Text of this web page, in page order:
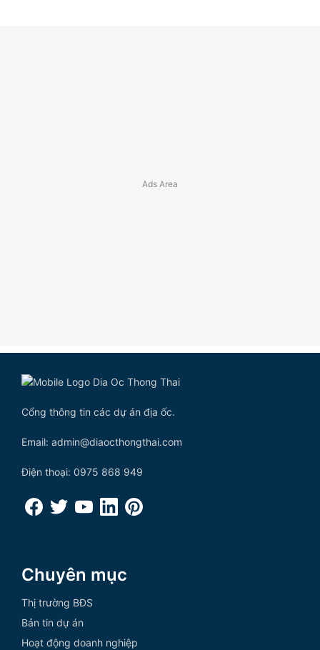
Cổng thông tin các dự án địa ốc.
Email: admin@diaocthongthai.com
Điện thoại: 0975 868 949
Chuyên mục
Thị trường BĐS
Bản tin dự án
Hoạt động doanh nghiệp